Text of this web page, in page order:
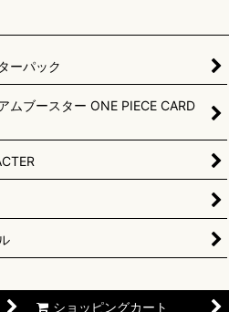
ーパック
ムブースター ONE PIECE CARD
ショッピングカート